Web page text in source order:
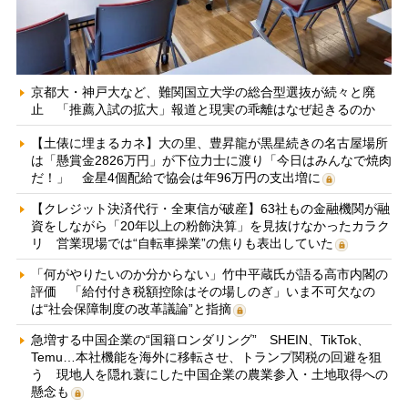
京都大・神戸大など、難関国立大学の総合型選抜が続々と廃
止 「推薦入試の拡大」報道と現実の乖離はなぜ起きるのか
【土俵に埋まるカネ】大の里、豊昇龍が黒星続きの名古屋場所
は「懸賞金2826万円」が下位力士に渡り「今日はみんなで焼肉
だ！」 金星4個配給で協会は年96万円の支出増に
【クレジット決済代行・全東信が破産】63社もの金融機関が融
資をしながら「20年以上の粉飾決算」を見抜けなかったカラク
リ 営業現場では“自転車操業”の焦りも表出していた
「何がやりたいのか分からない」竹中平蔵氏が語る高市内閣の
評価 「給付付き税額控除はその場しのぎ」いま不可欠なの
は“社会保障制度の改革議論”と指摘
急増する中国企業の“国籍ロンダリング” SHEIN、TikTok、
Temu…本社機能を海外に移転させ、トランプ関税の回避を狙
う 現地人を隠れ蓑にした中国企業の農業参入・土地取得への
懸念も